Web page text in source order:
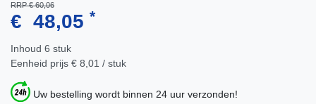
RRP € 60,06
€ 48,05 *
Inhoud 6 stuk
Eenheid prijs € 8,01 / stuk
Uw bestelling wordt binnen 24 uur verzonden!